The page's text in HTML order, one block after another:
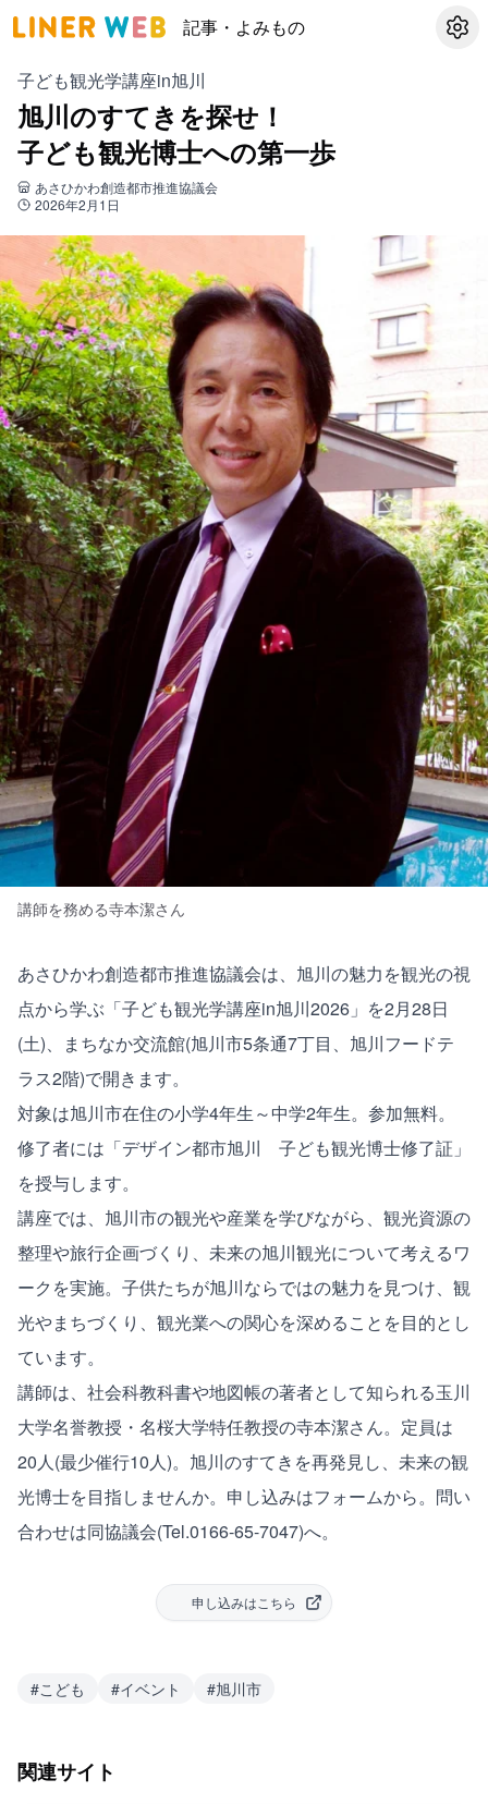
記事・よみもの 設定
子ども観光学講座in旭川
旭川のすてきを探せ！
子ども観光博士への第一歩
あさひかわ創造都市推進協議会
2026年2月1日
講師を務める寺本潔さん
あさひかわ創造都市推進協議会は、旭川の魅力を観光の視
点から学ぶ「子ども観光学講座in旭川2026」を2月28日
(土)、まちなか交流館(旭川市5条通7丁目、旭川フードテ
ラス2階)で開きます。
対象は旭川市在住の小学4年生～中学2年生。参加無料。
修了者には「デザイン都市旭川 子ども観光博士修了証」
を授与します。
講座では、旭川市の観光や産業を学びながら、観光資源の
整理や旅行企画づくり、未来の旭川観光について考えるワ
ークを実施。子供たちが旭川ならではの魅力を見つけ、観
光やまちづくり、観光業への関心を深めることを目的とし
ています。
講師は、社会科教科書や地図帳の著者として知られる玉川
大学名誉教授・名桜大学特任教授の寺本潔さん。定員は
20人(最少催行10人)。旭川のすてきを再発見し、未来の観
光博士を目指しませんか。申し込みはフォームから。問い
合わせは同協議会(Tel.0166-65-7047)へ。
申し込みはこちら
#こども #イベント #旭川市
関連サイト